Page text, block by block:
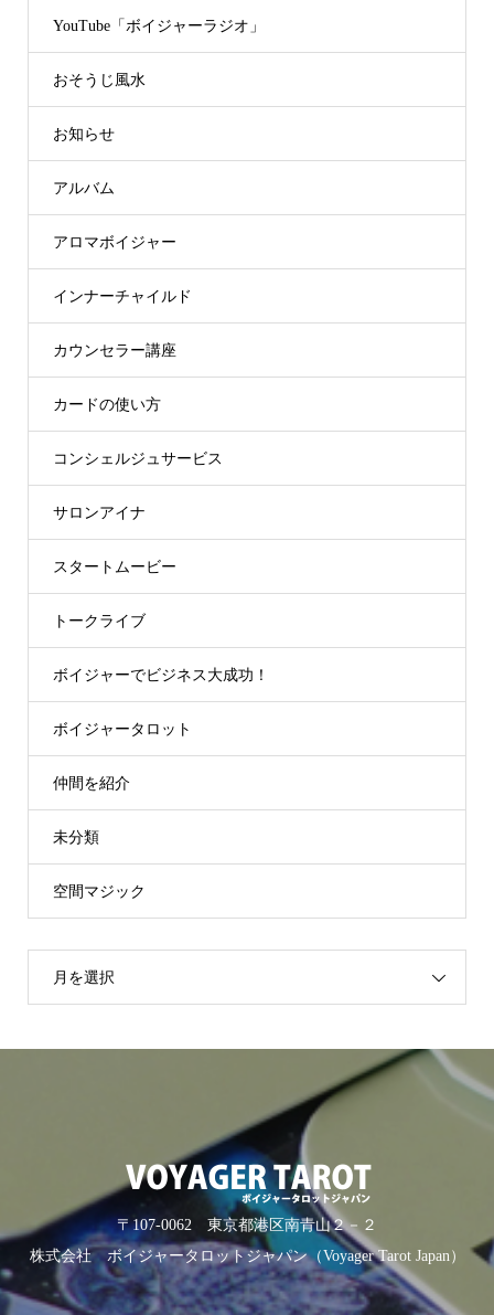
YouTube「ボイジャーラジオ」
おそうじ風水
お知らせ
アルバム
アロマボイジャー
インナーチャイルド
カウンセラー講座
カードの使い方
コンシェルジュサービス
サロンアイナ
スタートムービー
トークライブ
ボイジャーでビジネス大成功！
ボイジャータロット
仲間を紹介
未分類
空間マジック
月を選択
〒107-0062 東京都港区南青山２－２
株式会社 ボイジャータロットジャパン（Voyager Tarot Japan）